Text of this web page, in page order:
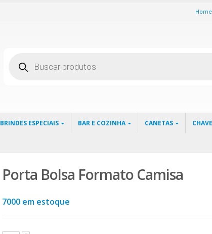
Home
produtos
BRINDES ESPECIAIS BAR E COZINHA CANETAS
Porta Bolsa Formato Camisa
7000 em estoque